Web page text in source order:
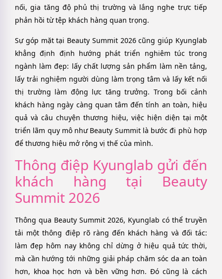
nối, gia tăng độ phủ thị trường và lắng nghe trực tiếp
phản hồi từ tệp khách hàng quan trọng.
Sự góp mặt tại Beauty Summit 2026 cũng giúp Kyunglab
khẳng định định hướng phát triển nghiêm túc trong
ngành làm đẹp: lấy chất lượng sản phẩm làm nền tảng,
lấy trải nghiệm người dùng làm trọng tâm và lấy kết nối
thị trường làm động lực tăng trưởng. Trong bối cảnh
khách hàng ngày càng quan tâm đến tính an toàn, hiệu
quả và câu chuyện thương hiệu, việc hiện diện tại một
triển lãm quy mô như Beauty Summit là bước đi phù hợp
để thương hiệu mở rộng vị thế của mình.
Thông điệp Kyunglab gửi đến
khách hàng tại Beauty
Summit 2026
Thông qua Beauty Summit 2026, Kyunglab có thể truyền
tải một thông điệp rõ ràng đến khách hàng và đối tác:
làm đẹp hôm nay không chỉ dừng ở hiệu quả tức thời,
mà cần hướng tới những giải pháp chăm sóc da an toàn
hơn, khoa học hơn và bền vững hơn. Đó cũng là cách